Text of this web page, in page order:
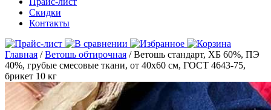
Скидки
Контакты
Главная /Ветошь обтирочная / Ветошь стандарт, ХБ 60%, ПЭ
40%, грубые смесовые ткани, от 40х60 см, ГОСТ 4643-75,
брикет 10 кг